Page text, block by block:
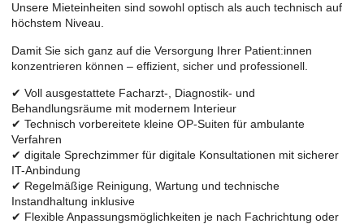
Unsere Mieteinheiten sind sowohl optisch als auch technisch auf
höchstem Niveau.
Damit Sie sich ganz auf die Versorgung Ihrer Patient:innen
konzentrieren können – effizient, sicher und professionell.
✔ Voll ausgestattete Facharzt-, Diagnostik- und
Behandlungsräume mit modernem Interieur
✔ Technisch vorbereitete kleine OP-Suiten für ambulante
Verfahren
✔ digitale Sprechzimmer für digitale Konsultationen mit sicherer
IT-Anbindung
✔ Regelmäßige Reinigung, Wartung und technische
Instandhaltung inklusive
✔ Flexible Anpassungsmöglichkeiten je nach Fachrichtung oder